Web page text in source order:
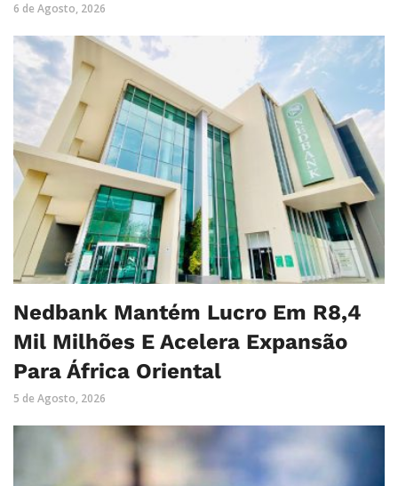
6 de Agosto, 2026
Nedbank Mantém Lucro Em R8,4
Mil Milhões E Acelera Expansão
Para África Oriental
5 de Agosto, 2026